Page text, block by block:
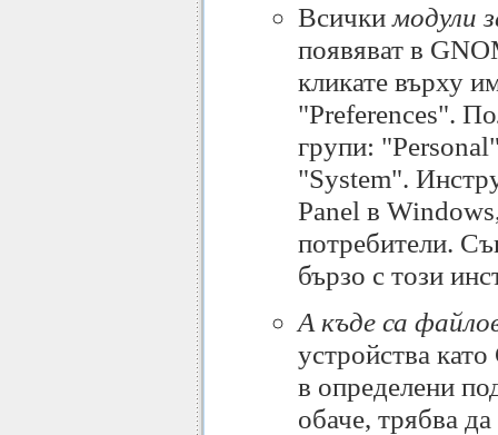
Всичкимодули
появяват в
кликате върху
"Preferences".
групи:
"System".
Panel в
потребители.
бързо с този
А къде са
устройства
в определени
обаче, трябва